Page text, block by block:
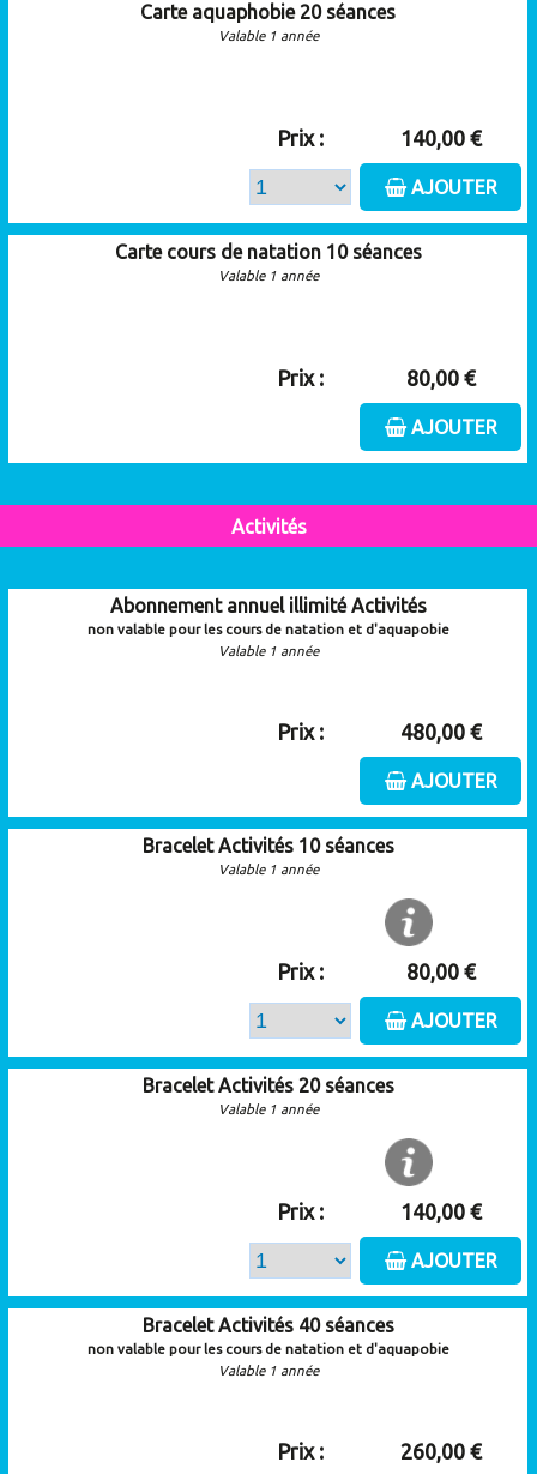
Carte aquaphobie 20 séances
Valable 1 année
Prix : 140,00 €
AJOUTER
Carte cours de natation 10 séances
Valable 1 année
Prix : 80,00 €
AJOUTER
Activités
Abonnement annuel illimité Activités
non valable pour les cours de natation et d'aquapobie
Valable 1 année
Prix : 480,00 €
AJOUTER
Bracelet Activités 10 séances
Valable 1 année
Prix : 80,00 €
AJOUTER
Bracelet Activités 20 séances
Valable 1 année
Prix : 140,00 €
AJOUTER
Bracelet Activités 40 séances
non valable pour les cours de natation et d'aquapobie
Valable 1 année
Prix : 260,00 €